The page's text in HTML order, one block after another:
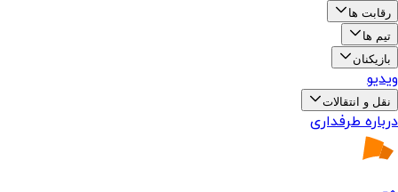
رقابت ها
تیم ها
بازیکنان
ویدیو
نقل و انتقالات
درباره طرفداری